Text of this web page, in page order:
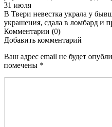
31 июля
В Твери невестка украла у
украшения, сдала в ломбард и
Комментарии (0)
Добавить комментарий
Ваш адрес email не будет
помечены *